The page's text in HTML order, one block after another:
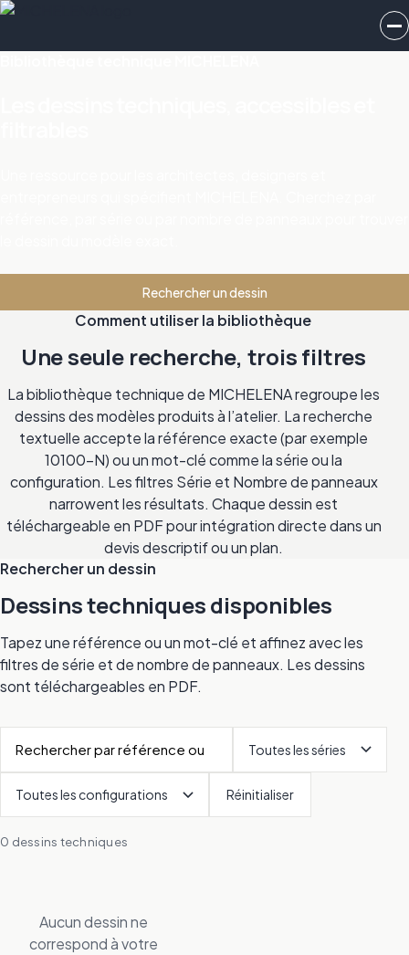
Rechercher un dessin
Comment utiliser la bibliothèque
Une seule recherche, trois filtres
La bibliothèque technique de MICHELENA regroupe les
dessins des modèles produits à l’atelier. La recherche
textuelle accepte la référence exacte (par exemple
10100-N) ou un mot-clé comme la série ou la
configuration. Les filtres Série et Nombre de panneaux
narrowent les résultats. Chaque dessin est
téléchargeable en PDF pour intégration directe dans un
devis descriptif ou un plan.
Rechercher un dessin
Dessins techniques disponibles
Tapez une référence ou un mot-clé et affinez avec les
filtres de série et de nombre de panneaux. Les dessins
sont téléchargeables en PDF.
Réinitialiser
0 dessins techniques
Aucun dessin ne
correspond à votre